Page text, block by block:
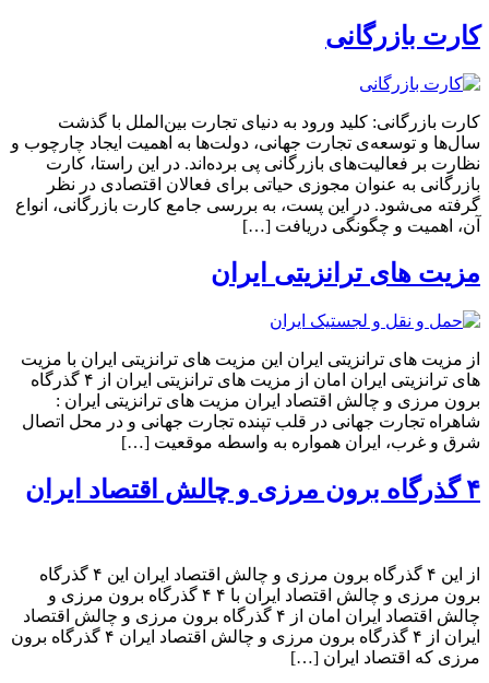
کارت بازرگانی
کارت بازرگانی: کلید ورود به دنیای تجارت بین‌الملل با گذشت
سال‌ها و توسعه‌ی تجارت جهانی، دولت‌ها به اهمیت ایجاد چارچوب و
نظارت بر فعالیت‌های بازرگانی پی برده‌اند. در این راستا، کارت
بازرگانی به عنوان مجوزی حیاتی برای فعالان اقتصادی در نظر
گرفته می‌شود. در این پست، به بررسی جامع کارت بازرگانی، انواع
آن، اهمیت و چگونگی دریافت […]
مزیت های ترانزیتی ایران
از مزیت های ترانزیتی ایران این مزیت های ترانزیتی ایران با مزیت
های ترانزیتی ایران امان از مزیت های ترانزیتی ایران از ۴ گذرگاه‌
برون مرزی و چالش اقتصاد ایران مزیت های ترانزیتی ایران :
شاهراه تجارت جهانی در قلب تپنده تجارت جهانی و در محل اتصال
شرق و غرب، ایران همواره به واسطه موقعیت […]
۴ گذرگاه‌ برون مرزی و چالش اقتصاد ایران
از این ۴ گذرگاه‌ برون مرزی و چالش اقتصاد ایران این ۴ گذرگاه‌
برون مرزی و چالش اقتصاد ایران با ۴ ۴ گذرگاه‌ برون مرزی و
چالش اقتصاد ایران امان از ۴ گذرگاه‌ برون مرزی و چالش اقتصاد
ایران از ۴ گذرگاه‌ برون مرزی و چالش اقتصاد ایران ۴ گذرگاه‌ برون
مرزی که اقتصاد ایران […]